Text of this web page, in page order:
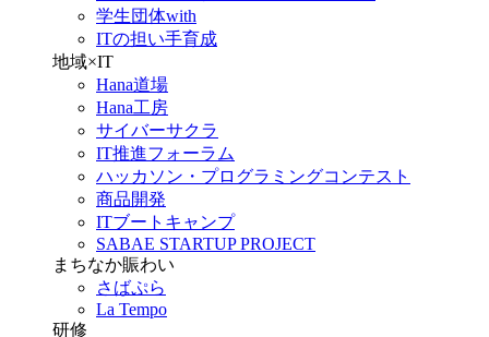
学生団体with
ITの担い手育成
地域×IT
Hana道場
Hana工房
サイバーサクラ
IT推進フォーラム
ハッカソン・プログラミングコンテスト
商品開発
ITブートキャンプ
SABAE STARTUP PROJECT
まちなか賑わい
さばぷら
La Tempo
研修